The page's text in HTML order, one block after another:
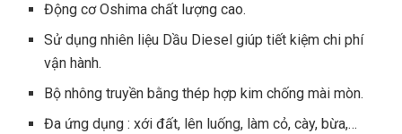
Động cơ Oshima chất lượng cao.
Sử dụng nhiên liệu Dầu Diesel giúp tiết kiệm chi phí
vận hành.
Bộ nhông truyền bằng thép hợp kim chống mài mòn.
Đa ứng dụng : xới đất, lên luống, làm cỏ, cày, bừa,…